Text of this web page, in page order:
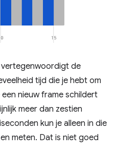
vertegenwoordigt de
tijd die je hebt om
nieuw frame schildert
meer dan zestien
kun je alleen in die
meten. Dat is niet goed